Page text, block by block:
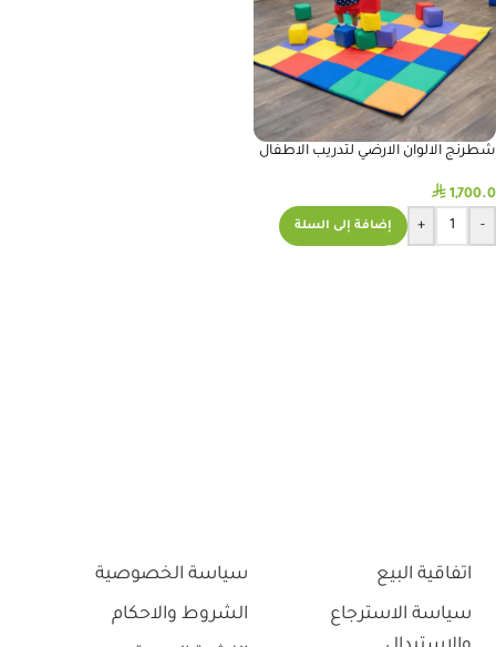
شطرنج الالوان الارضي لتدريب الاطفال
⃁ 1,700.0
-
+ إضافة إلى السلة
اتفاقية البيع
سياسة الاسترجاع
سياسة الخصوصية
الشروط والاحكام